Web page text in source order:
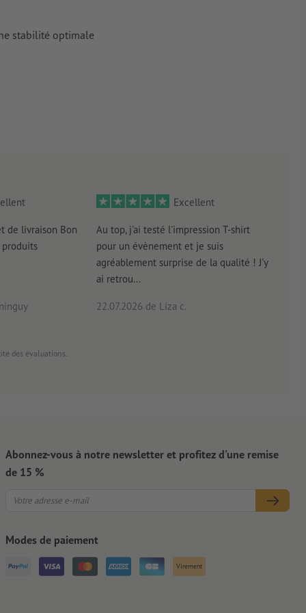
stabilité optimale
de livraison Bon
Excellent
Au top, j'ai testé l'impression T-shirt
pour un évènement et je suis
agréablement surprise de la qualité ! J'y
ai retrou...
22.07.2026 de Liza c.
des évaluations.
Abonnez-vous à notre newsletter et profitez d'une remise
de 15 %
Modes de paiement
Virement